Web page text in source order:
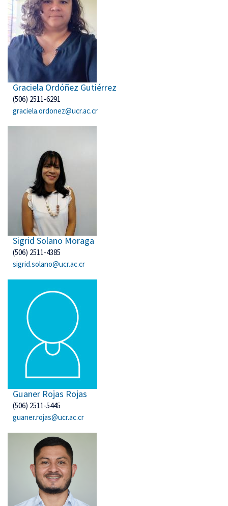
Graciela Ordóñez Gutiérrez
(506) 2511-6291
graciela.ordonez@ucr.ac.cr
Sigrid Solano Moraga
(506) 2511-4385
sigrid.solano@ucr.ac.cr
Guaner Rojas Rojas
(506) 2511-5445
guaner.rojas@ucr.ac.cr